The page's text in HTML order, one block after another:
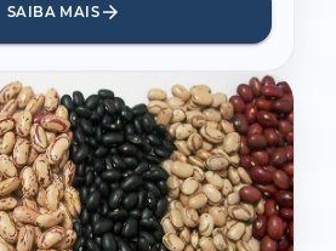
SAIBA MAIS arrow_forward